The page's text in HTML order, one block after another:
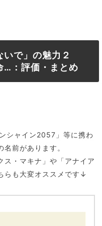
いで」の魅力２
…：評価・まとめ
シャイン2057」等に携わ
前があります。
ス・マキナ」や「アナイア
らも大変オススメです↓